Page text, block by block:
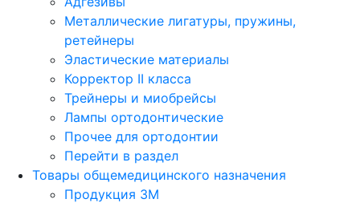
Металлические лигатуры, пружины,
ретейнеры
Эластические материалы
Корректор II класса
Трейнеры и миобрейсы
Лампы ортодонтические
Прочее для ортодонтии
Перейти в раздел
Товары общемедицинского назначения
Продукция 3М